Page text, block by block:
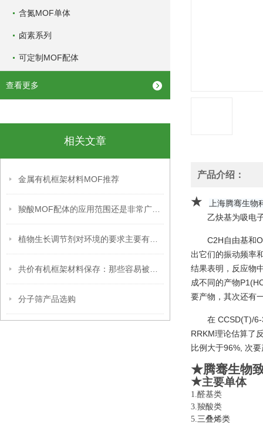
含氮MOF单体
卤素系列
可定制MOF配体
查看更多
相关文章
金属有机框架材料MOF推荐
分子筛产品选购
产品介绍：
★
上海腾骞生物
乙炔基为吸电
C2H自由基和
出它们的振动频率
结果表明，反应物
成不同的产物
要产物，其次还有
在 CCSD(T)/
RRKM理论估算了
比例大于96%, 次
★腾骞生物
★主要单体
1.醛基
3.羧酸
5.三叠烯类